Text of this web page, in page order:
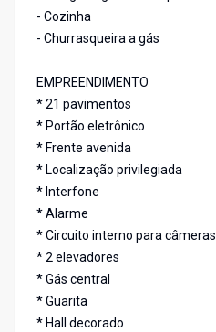
- Cozinha
- Churrasqueira a gás
EMPREENDIMENTO
* 21 pavimentos
* Portão eletrônico
* Frente avenida
* Localização privilegiada
* Interfone
* Alarme
* Circuito interno para câmeras
* 2 elevadores
* Gás central
* Guarita
* Hall decorado